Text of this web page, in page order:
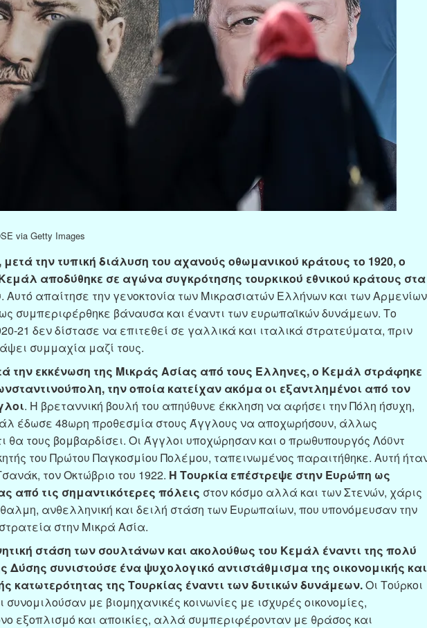
via Getty Images
την τυπική διάλυση του αχανούς οθωμανικού κράτους το 1920, ο
αποδύθηκε σε αγώνα συγκρότησης τουρκικού εθνικού κράτους στα
. Αυτό απαίτησε την γενοκτονία των Μικρασιατών Ελλήνων και των
συμπεριφέρθηκε βάναυσα και έναντι των ευρωπαϊκών δυνάμεων. Το
21 δεν δίστασε να επιτεθεί σε γαλλικά και ιταλικά στρατεύματα, πριν
συμμαχία μαζί τους.
την εκκένωση της Μικράς Ασίας από τους Έλληνες, ο Κεμάλ στράφηκε
την οποία κατείχαν ακόμα οι εξαντλημένοι από τον
. Η βρεταννική βουλή του απηύθυνε έκκληση να αφήσει την Πόλη ήσυχη,
έδωσε 48ωρη προθεσμία στους Άγγλους να αποχωρήσουν, άλλως
θα τους βομβαρδίσει. Οι Άγγλοι υποχώρησαν και ο πρωθυπουργός Λόϋντ
του Πρώτου Παγκοσμίου Πολέμου, ταπεινωμένος παραιτήθηκε. Αυτή
τον Οκτώβριο του 1922. Η Τουρκία επέστρεψε στην Ευρώπη ως
από τις σημαντικότερες πόλεις στον κόσμο αλλά και των Στενών, χάρις
ανθελληνική και δειλή στάση των Ευρωπαίων, που υπονόμευσαν την
στην Μικρά Ασία.
στάση των σουλτάνων και ακολούθως του Κεμάλ έναντι της πολύ
Δύσης συνιστούσε ένα ψυχολογικό αντιστάθμισμα της οικονομικής και
κατωτερότητας της Τουρκίας έναντι των δυτικών δυνάμεων.Οι Τούρκοι
συνομιλούσαν με βιομηχανικές κοινωνίες με ισχυρές οικονομίες,
εξοπλισμό και αποικίες, αλλά συμπεριφέρονταν με θράσος και